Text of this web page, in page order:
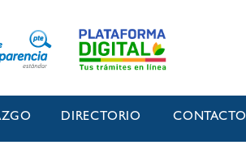
DIRECTORIO CONTACTO